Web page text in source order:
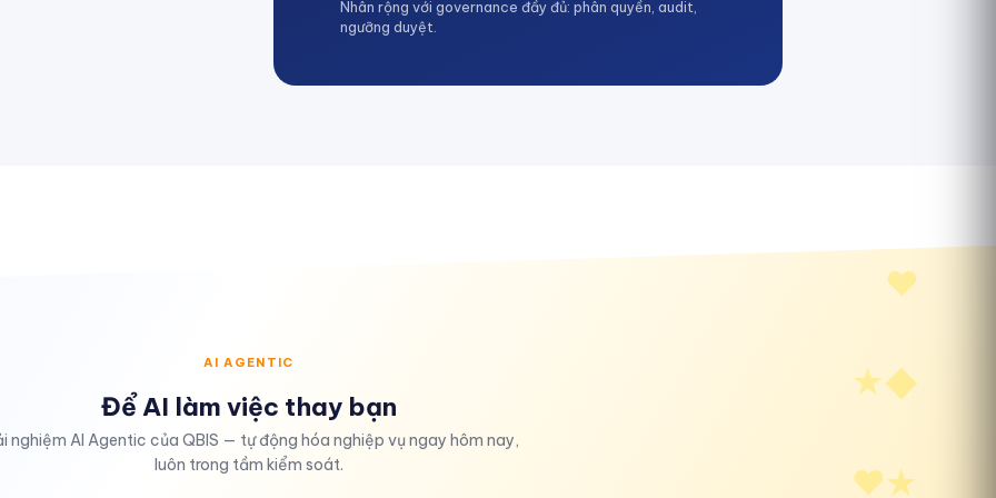
Nhân rộng với governance đầy đủ: phân quyền, audit,
ngưỡng duyệt.
AI AGENTIC
Để AI làm việc thay bạn
nghiệm AI Agentic của QBIS — tự động hóa nghiệp vụ ngay hôm nay,
luôn trong tầm kiểm soát.